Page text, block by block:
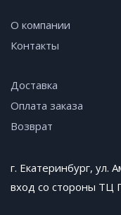
О компании
Контакты
Доставка
Оплата заказа
Возврат
г. Екатеринбург, ул.
вход со стороны ТЦ